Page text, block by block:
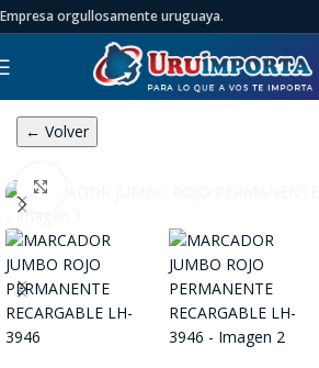
Empresa orgullosamente uruguaya.
← Volver